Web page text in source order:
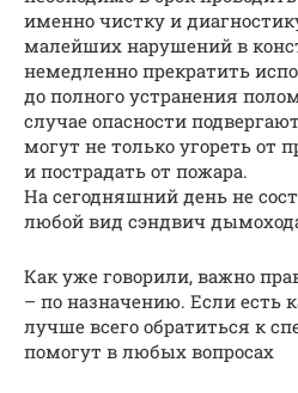
именно чистку и
малейших нарушений в
немедленно прекратить
до полного устранения
случае опасности
могут не только угореть от
и пострадать от пожара.
На сегодняшний день не
любой вид сэндвич
Как уже говорили, важно
– по назначению. Если есть
лучше всего обратиться к
помогут в любых вопросах